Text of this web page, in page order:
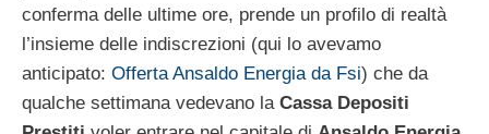
conferma delle ultime ore, prende un profilo di realtà
l’insieme delle indiscrezioni (qui lo avevamo
anticipato: Offerta Ansaldo Energia da Fsi) che da
qualche settimana vedevano la Cassa Depositi